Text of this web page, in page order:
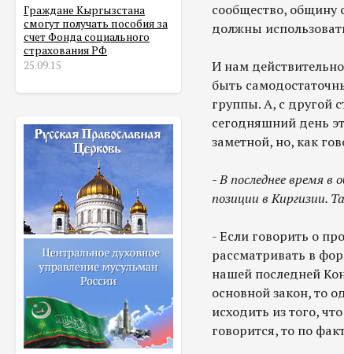
Граждане Кыргызстана
смогут получать пособия за
счет Фонда социального
страхования РФ
25.09.15
сообщество,
должны
И нам
быть
группы. А, с другой
сегодняшний день
заметной, но, как
- В последнее время в
позиции в Киргизии.
- Если говорить о
рассматривать в
нашей последней
основной закон, то
исходить из того,
говорится, то по